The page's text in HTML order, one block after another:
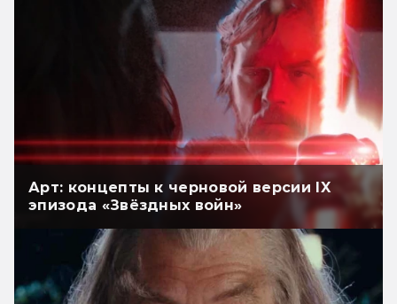
Арт: концепты к черновой версии IX
эпизода «Звёздных войн»